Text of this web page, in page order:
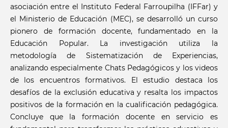
asociación entre el Instituto Federal Farroupilha (IFFar) y
el Ministerio de Educación (MEC), se desarrolló un curso
pionero de formación docente, fundamentado en la
Educación Popular. La investigación utiliza la
metodología de Sistematización de Experiencias,
analizando especialmente Chats Pedagógicos y los videos
de los encuentros formativos. El estudio destaca los
desafíos de la exclusión educativa y resalta los impactos
positivos de la formación en la cualificación pedagógica.
Concluye que la formación docente en servicio es